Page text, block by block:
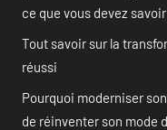
ce que vous devez savoir
Tout savoir sur la
réussi
Pourquoi moderniser
de réinventer son mode